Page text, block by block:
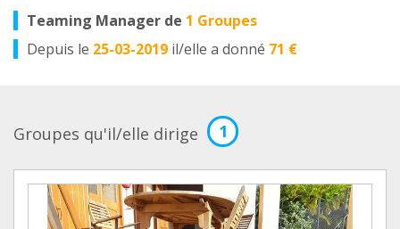
Teaming Manager de 1 Groupes
Depuis le 25-03-2019 il/elle a donné 71 €
Groupes qu'il/elle dirige 1